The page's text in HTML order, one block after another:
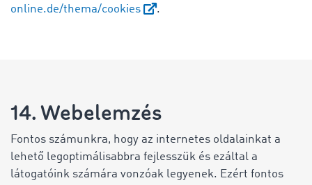
online.de/thema/cookies
.
14. Webelemzés
Fontos számunkra, hogy az internetes oldalainkat a
lehető legoptimálisabbra fejlesszük és ezáltal a
látogatóink számára vonzóak legyenek. Ezért fontos